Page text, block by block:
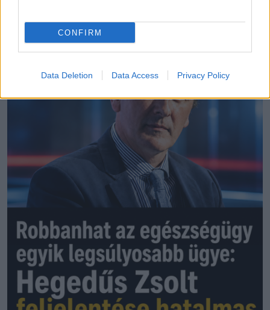
CONFIRM
Data Deletion Data Access Privacy Policy
LEGÚJABB POSZTOK: